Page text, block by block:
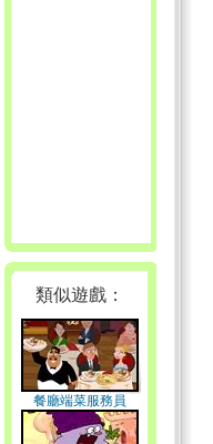
類似遊戲：
餐廳端菜服務員